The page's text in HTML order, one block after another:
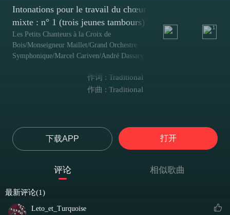
Intonations pour le travail du chœur
mixte : n° 1 (trois jeunes tambours)
Les Petits Chanteurs à la Croix de
Bois/Monseigneur Maillet/Grand Orchestre
Symphonique/Marcel Cariven/André Dassary
1
作词 : Traditional
作曲 : Traditional
下载APP 打开
评论 相似歌曲
最新评论(1)
Leto_et_Turquoise